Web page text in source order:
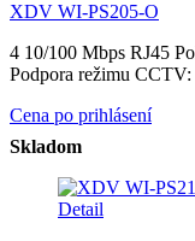
XDV WI-PS205-O
4 10/100 Mbps RJ45
Podpora režimu
Cena po prihlásení
Skladom
Detail